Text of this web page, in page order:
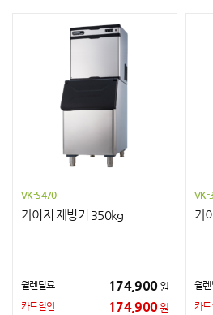
VK-S470
카이저 제빙기 350kg
월렌탈료 174,900원
카드할인 174,900원
VK-
카
월
카드